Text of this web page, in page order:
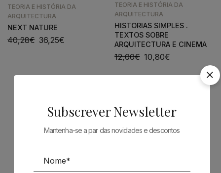
TEORIA E HISTÓRIA DA
ARQUITECTURA
NEXT NATURE
40,28€ 36,25€
TEORIA E HISTÓRIA DA
ARQUITECTURA
HISTORIAS SIMPLES .
TEXTOS SOBRE
ARQUITECTURA E CINEMA
12,00€ 10,80€
Patrocinadores
Subscrever Newsletter
Mantenha-se a par das novidades e descontos